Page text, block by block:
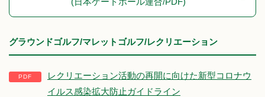
グラウンドゴルフ/マレットゴルフ/レクリエーション
レクリエーション活動の再開に向けた新型コロナウ
イルス感染拡大防止ガイドライン